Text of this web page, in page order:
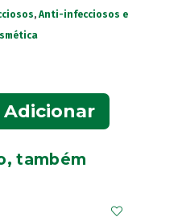
,Anti-infecciosos e
Adicionar
também